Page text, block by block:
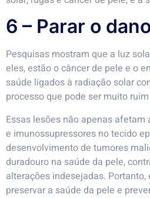
6 – Parar o
Pesquisas mostram que a luz
eles, estão o câncer de pele e o
saúde ligados à radiação solar
processo que pode ser muito
Essas lesões não apenas
e imunossupressores no tecido
desenvolvimento de tumores
duradouro na saúde da pele,
alterações indesejadas.
preservar a saúde da pele e